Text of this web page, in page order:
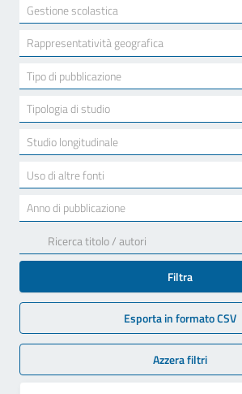
Gestione scolastica
results
available
Rappresentatività geografica
10
results
available
Tipo di pubblicazione
results
available
Tipologia di studio
results
available
Studio longitudinale
results
Uso di altre fonti
results
available
Anno di pubblicazione
17
results
available
Filtra
Esporta in formato CSV
Azzera filtri